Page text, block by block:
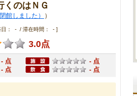
くのはＮＧ
館しました）
）
日： - / 滞在時間： - ]
3.0点
- 点
- 点
- 点
- 点